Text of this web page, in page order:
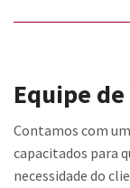
Equipe de
Contamos com
capacitados para
necessidade do